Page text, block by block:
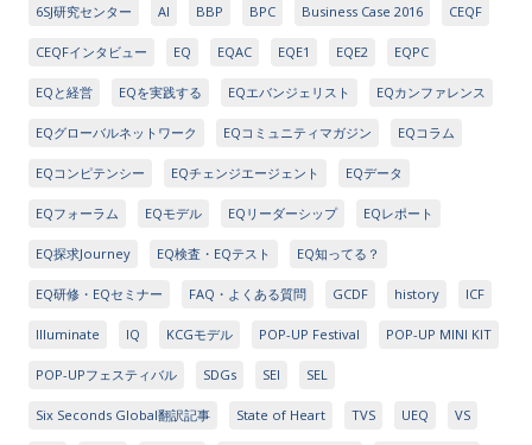
6SJ研究センター AI BBP BPC Business Case 2016 CEQF
CEQFインタビュー EQ EQAC EQE1 EQE2 EQPC
EQと経営 EQを実践する EQエバンジェリスト EQカンファレンス
EQグローバルネットワーク EQコミュニティマガジン EQコラム
EQコンピテンシー EQチェンジエージェント EQデータ
EQフォーラム EQモデル EQリーダーシップ EQレポート
EQ探求Journey EQ検査・EQテスト EQ知ってる？
EQ研修・EQセミナー FAQ・よくある質問 GCDF history ICF
Illuminate IQ KCGモデル POP-UP Festival POP-UP MINI KIT
POP-UPフェスティバル SDGs SEI SEL
Six Seconds Global翻訳記事 State of Heart TVS UEQ VS